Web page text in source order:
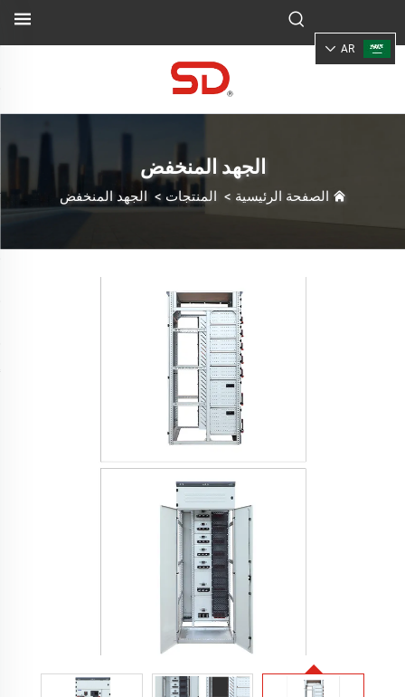
AR
الجهد المنخفض
الصفحة الرئيسية > المنتجات > الجهد المنخفض